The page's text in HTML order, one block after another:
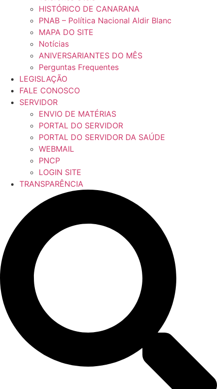
HISTÓRICO DE CANARANA
PNAB – Política Nacional Aldir Blanc
MAPA DO SITE
Notícias
ANIVERSARIANTES DO MÊS
Perguntas Frequentes
LEGISLAÇÃO
FALE CONOSCO
SERVIDOR
ENVIO DE MATÉRIAS
PORTAL DO SERVIDOR
PORTAL DO SERVIDOR DA SAÚDE
WEBMAIL
PNCP
LOGIN SITE
TRANSPARÊNCIA